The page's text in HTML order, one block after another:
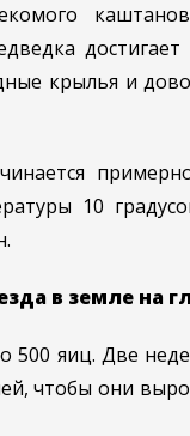
крылья и
10
в земле на
500 яиц. Две
чтобы они